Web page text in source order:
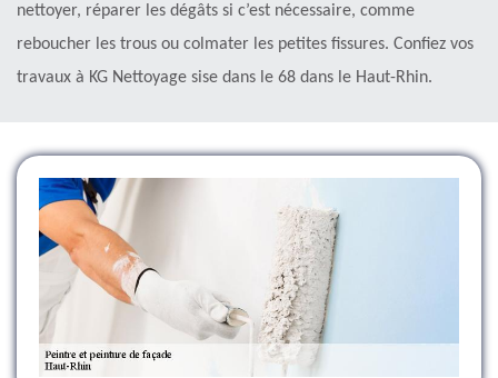
nettoyer, réparer les dégâts si c’est nécessaire, comme
reboucher les trous ou colmater les petites fissures. Confiez vos
travaux à KG Nettoyage sise dans le 68 dans le Haut-Rhin.